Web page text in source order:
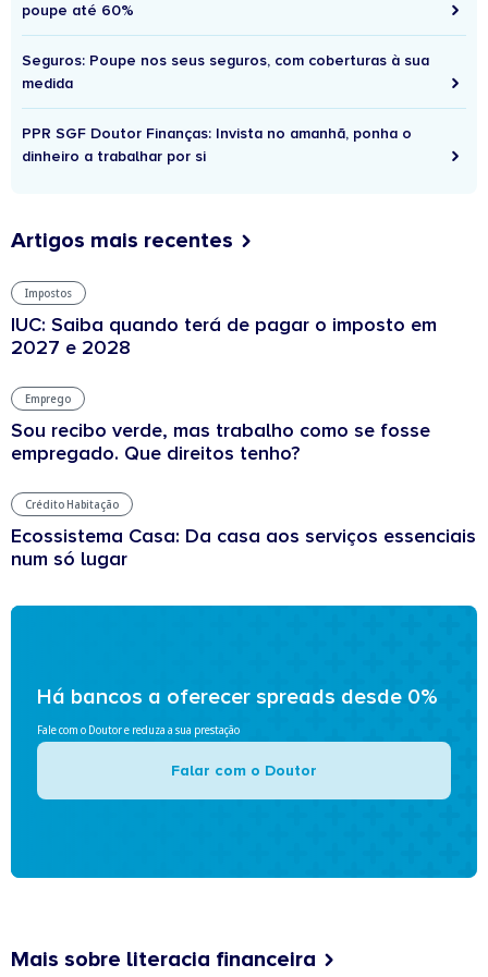
poupe até 60%
Seguros: Poupe nos seus seguros, com coberturas à sua
medida
PPR SGF Doutor Finanças: Invista no amanhã, ponha o
dinheiro a trabalhar por si
Artigos mais recentes
Impostos
IUC: Saiba quando terá de pagar o imposto em
2027 e 2028
Emprego
Sou recibo verde, mas trabalho como se fosse
empregado. Que direitos tenho?
Crédito Habitação
Ecossistema Casa: Da casa aos serviços essenciais
num só lugar
Há bancos a oferecer spreads desde 0%
Fale com o Doutor e reduza a sua prestação
Falar com o Doutor
Mais sobre literacia financeira